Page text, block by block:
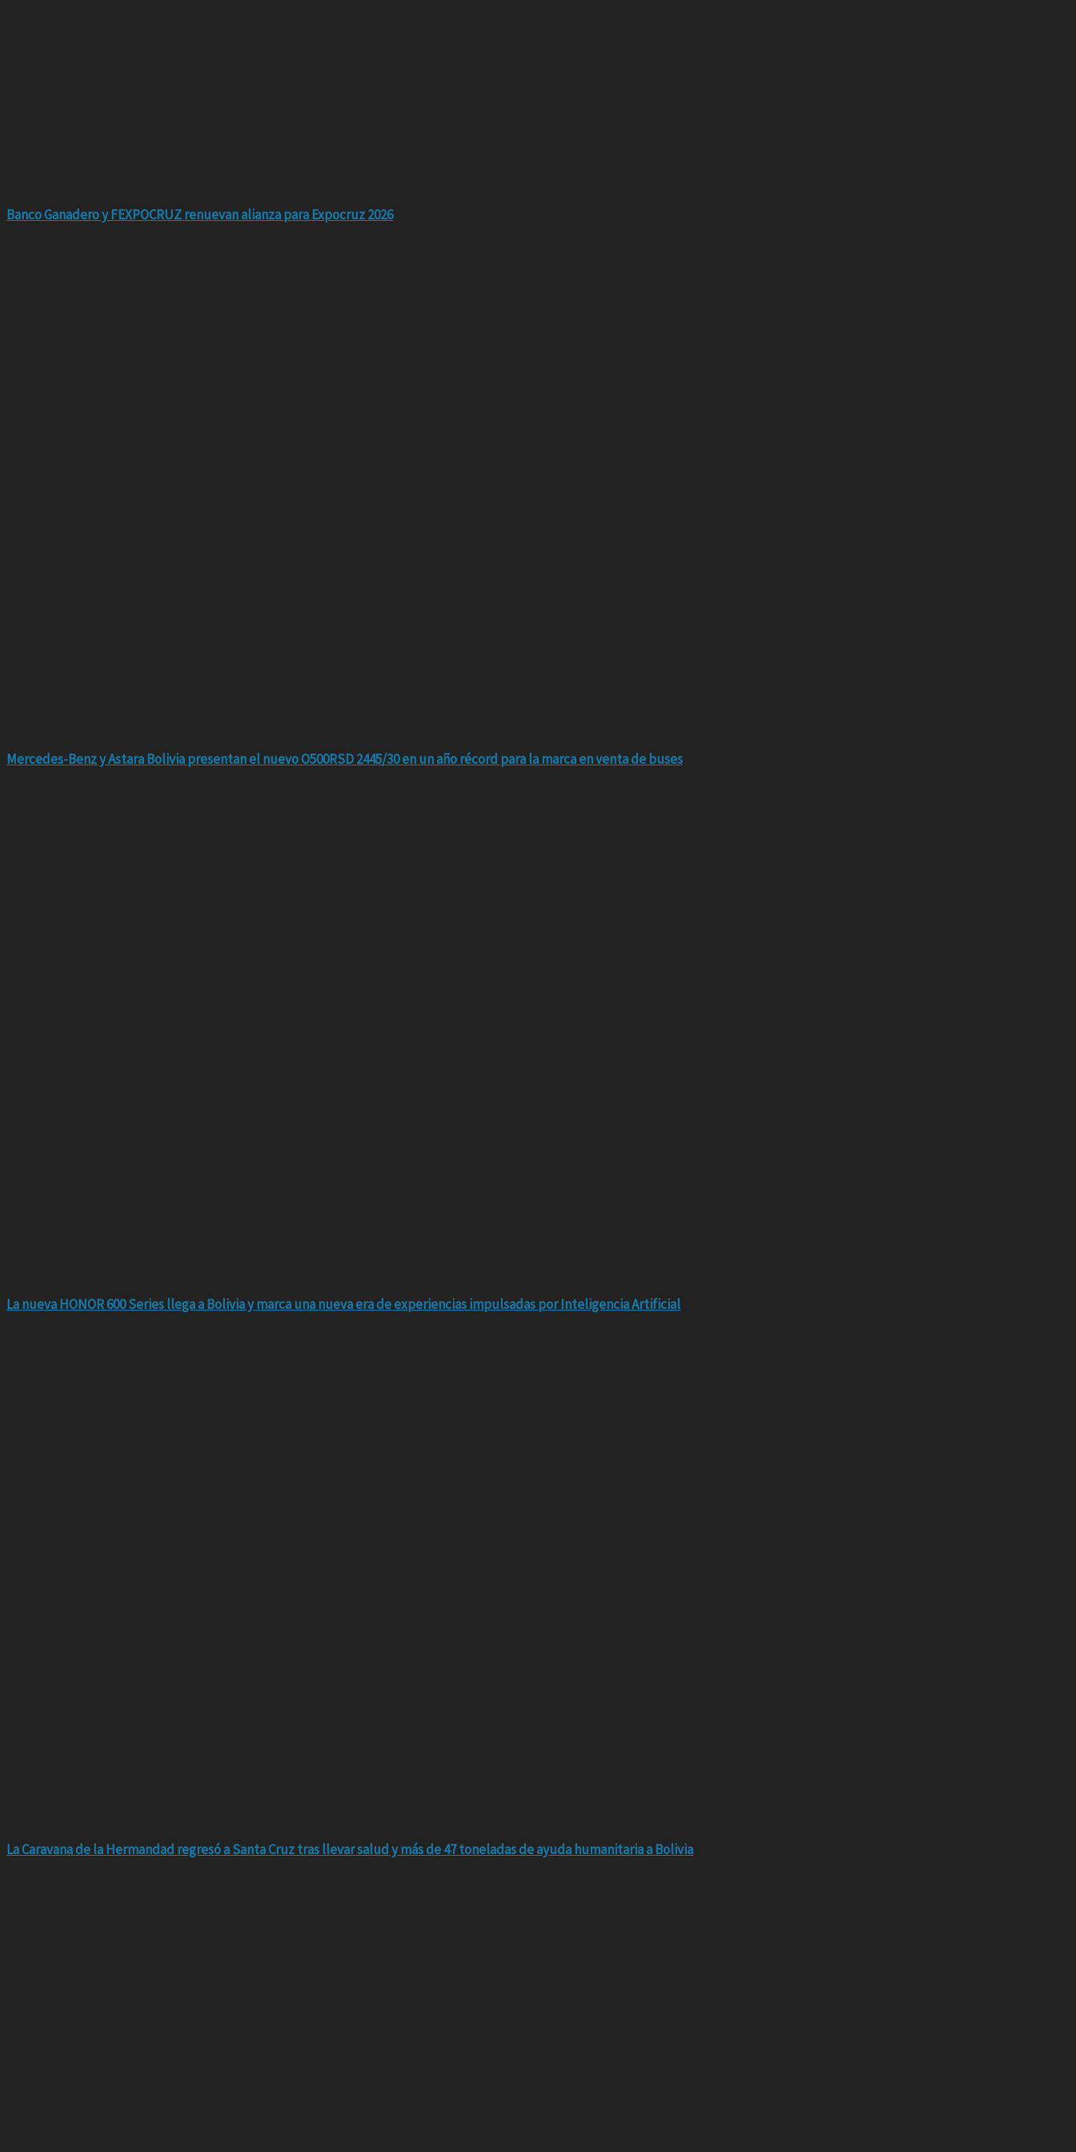
Banco Ganadero y FEXPOCRUZ renuevan alianza para Expocruz 2026
Mercedes-Benz y Astara Bolivia presentan el nuevo O500RSD 2445/30 en un año récord para la marca en venta de buses
La nueva HONOR 600 Series llega a Bolivia y marca una nueva era de experiencias impulsadas por Inteligencia Artificial
La Caravana de la Hermandad regresó a Santa Cruz tras llevar salud y más de 47 toneladas de ayuda humanitaria a Bolivia